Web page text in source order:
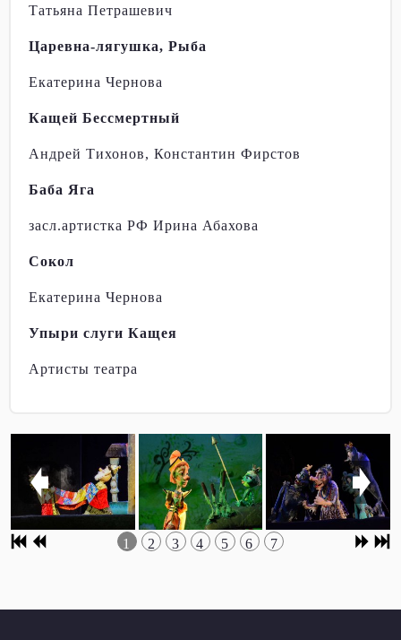
Татьяна Петрашевич
Царевна-лягушка, Рыба
Екатерина Чернова
Кащей Бессмертный
Андрей Тихонов, Константин Фирстов
Баба Яга
засл.артистка РФ Ирина Абахова
Сокол
Екатерина Чернова
Упыри слуги Кащея
Артисты театра
1 2 3 4 5 6 7